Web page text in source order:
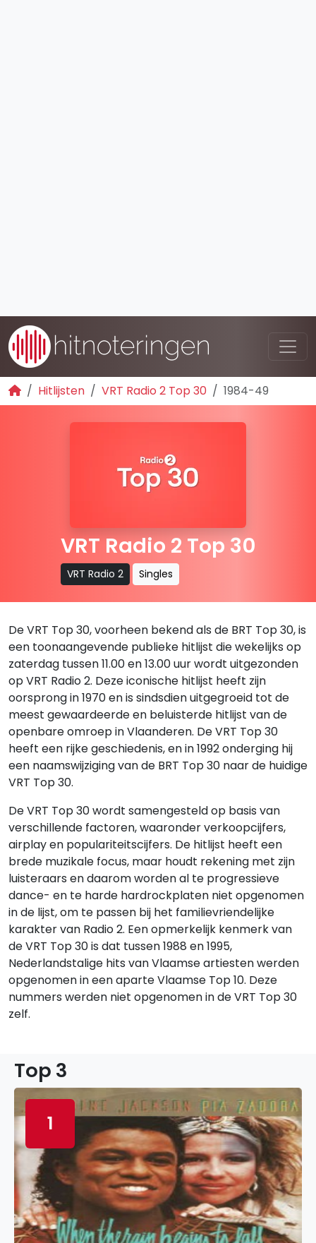
Hitlijsten VRT Radio 2 Top 30 1984-49
VRT Radio 2 Top 30
VRT Radio 2 Singles
De VRT Top 30, voorheen bekend als de BRT Top 30, is
een toonaangevende publieke hitlijst die wekelijks op
zaterdag tussen 11.00 en 13.00 uur wordt uitgezonden
op VRT Radio 2. Deze iconische hitlijst heeft zijn
oorsprong in 1970 en is sindsdien uitgegroeid tot de
meest gewaardeerde en beluisterde hitlijst van de
openbare omroep in Vlaanderen. De VRT Top 30
heeft een rijke geschiedenis, en in 1992 onderging hij
een naamswijziging van de BRT Top 30 naar de huidige
VRT Top 30.
De VRT Top 30 wordt samengesteld op basis van
verschillende factoren, waaronder verkoopcijfers,
airplay en populariteitscijfers. De hitlijst heeft een
brede muzikale focus, maar houdt rekening met zijn
luisteraars en daarom worden al te progressieve
dance- en te harde hardrockplaten niet opgenomen
in de lijst, om te passen bij het familievriendelijke
karakter van Radio 2. Een opmerkelijk kenmerk van
de VRT Top 30 is dat tussen 1988 en 1995,
Nederlandstalige hits van Vlaamse artiesten werden
opgenomen in een aparte Vlaamse Top 10. Deze
nummers werden niet opgenomen in de VRT Top 30
zelf.
Top 3
1